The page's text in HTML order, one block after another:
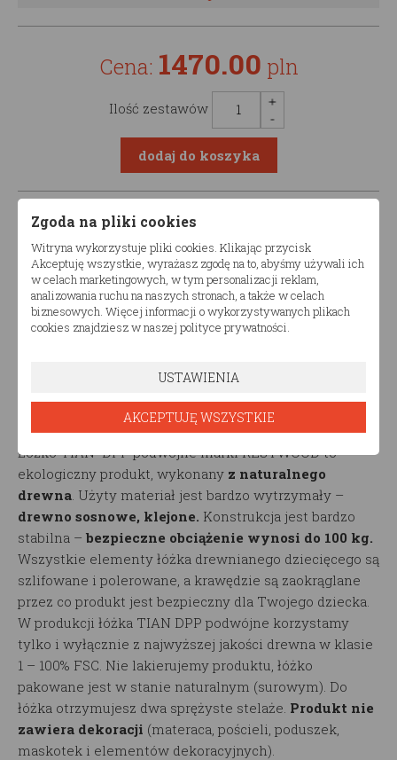
Cena: 1470.00 pln
Ilość zestawów
Opis produktu
Łóżko drewniane dziecięce TIAN DPP podwójne
Produkt dostępny w różnych konfiguracjach wymiarów.
Komfort i nowoczesny designsprawi, że łóżko
Produkt ekologiczny
Łóżko TIAN DPP podwójne marki RESTWOOD to
ekologiczny produkt, wykonany z naturalnego
drewna. Użyty materiał jest bardzo wytrzymały –
drewno sosnowe, klejone. Konstrukcja jest bardzo
stabilna – bezpieczne obciążenie wynosi do 100 kg.
Wszystkie elementy łóżka drewnianego dziecięcego są
szlifowane i polerowane, a krawędzie są zaokrąglane
przez co produkt jest bezpieczny dla Twojego dziecka.
W produkcji łóżka TIAN DPP podwójne korzystamy
tylko i wyłącznie z najwyższej jakości drewna w klasie
1 – 100% FSC. Nie lakierujemy produktu, łóżko
pakowane jest w stanie naturalnym (surowym). Do
łóżka otrzymujesz dwa sprężyste stelaże. Produkt nie
zawiera dekoracji (materaca, pościeli, poduszek,
maskotek i elementów dekoracyjnych).
Zgoda na pliki cookies
Witryna wykorzystuje pliki cookies. Klikając przycisk
Akceptuję wszystkie, wyrażasz zgodę na to, abyśmy używali ich
w celach marketingowych, w tym personalizacji reklam,
analizowania ruchu na naszych stronach, a także w celach
biznesowych. Więcej informacji o wykorzystywanych plikach
cookies znajdziesz w naszej polityce prywatności.
USTAWIENIA
AKCEPTUJĘ WSZYSTKIE